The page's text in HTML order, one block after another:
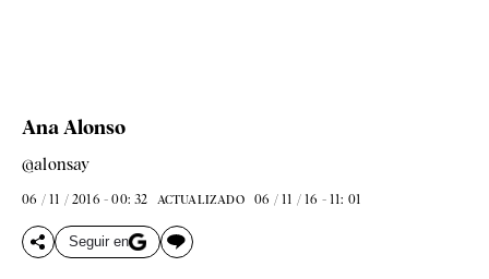
Ana Alonso
@alonsay
06 / 11 / 2016 - 00: 32 ACTUALIZADO 06 / 11 / 16 - 11: 01
Seguir en